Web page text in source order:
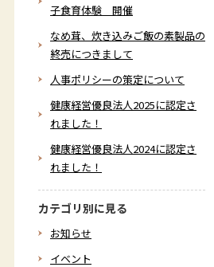
子食育体験 開催
なめ茸、炊き込みご飯の素製品の
終売につきまして
人事ポリシーの策定について
健康経営優良法人2025に認定さ
れました！
健康経営優良法人2024に認定さ
れました！
カテゴリ別に見る
お知らせ
イベント